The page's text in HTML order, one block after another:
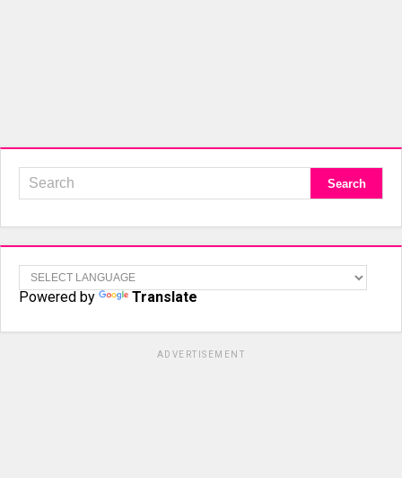
Powered by Translate
ADVERTISEMENT